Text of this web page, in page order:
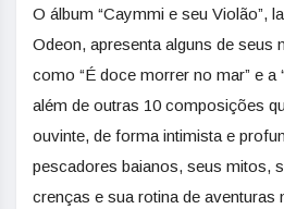
O álbum “Caymmi e seu Violão”,
Odeon, apresenta alguns de seus
como “É doce morrer no mar” e a
além de outras 10 composições
ouvinte, de forma intimista e
pescadores baianos, seus mitos,
crenças e sua rotina de aventuras